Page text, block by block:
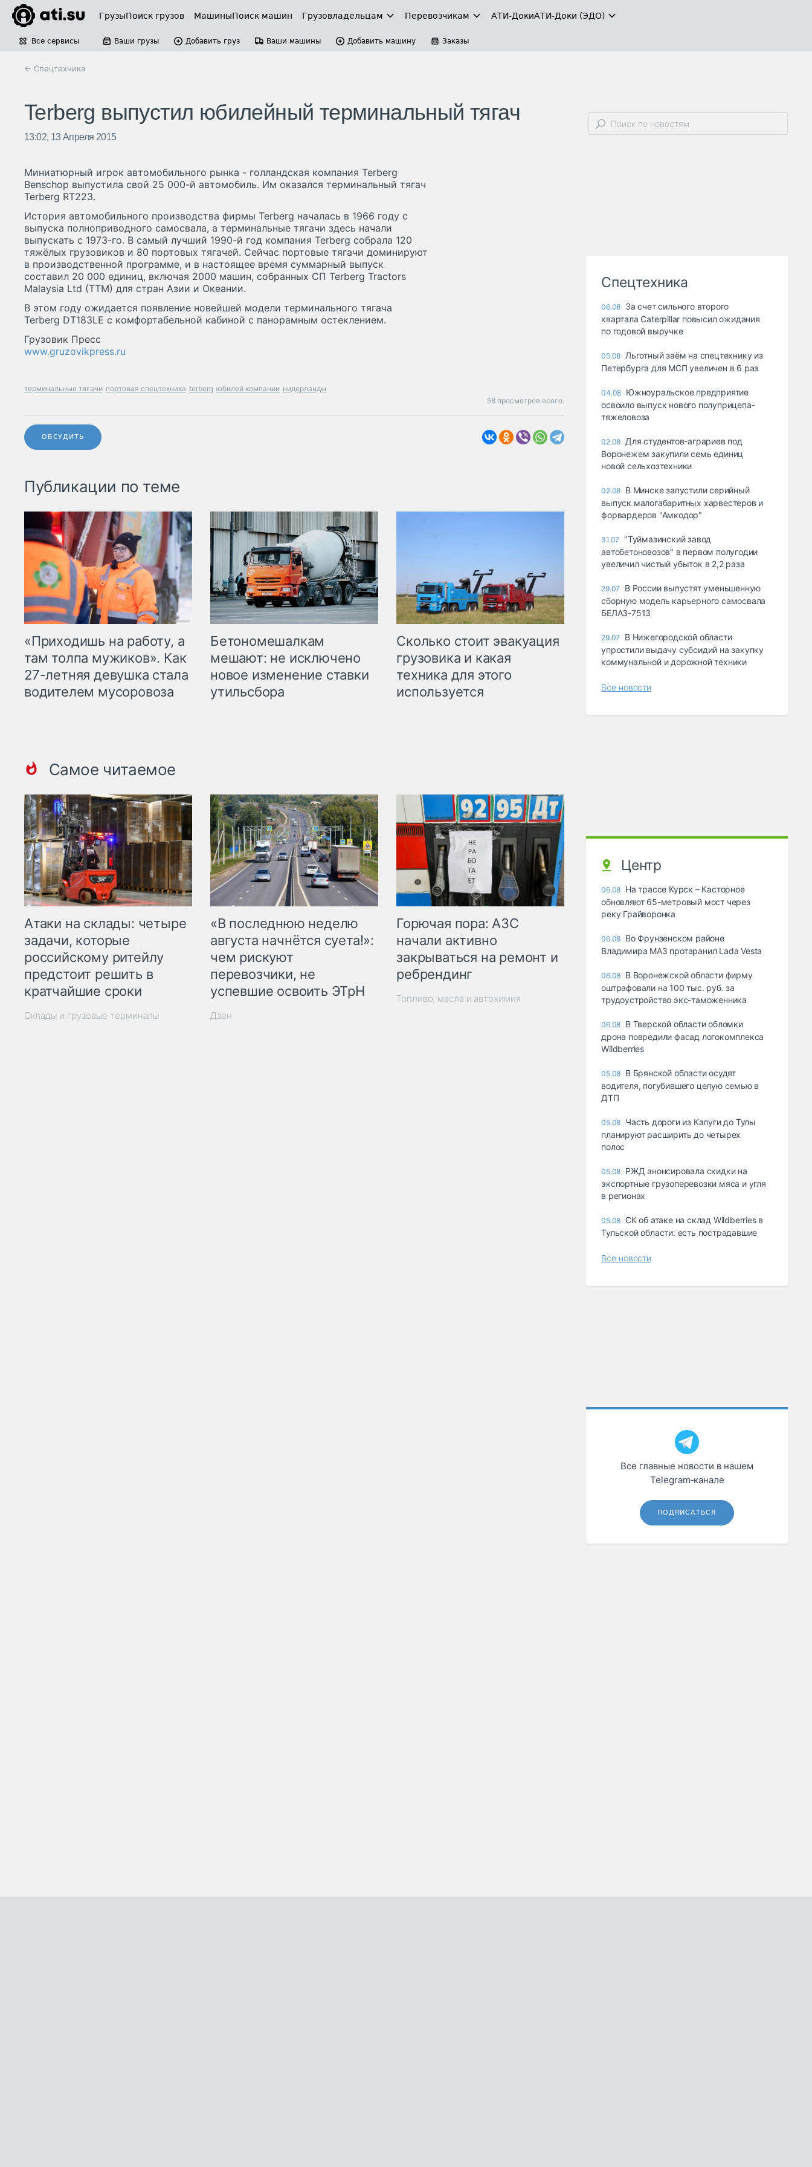
ГрузыПоиск грузов МашиныПоиск машин Грузовладельцам Перевозчикам АТИ-ДокиАТИ-Доки (ЭДО)
Все сервисы Ваши грузы Добавить груз Ваши машины Добавить машину Заказы
← Спецтехника
Terberg выпустил юбилейный терминальный тягач
13:02, 13 Апреля 2015
Миниатюрный игрок автомобильного рынка - голландская компания Terberg
Benschop выпустила свой 25 000-й автомобиль. Им оказался терминальный тягач
Terberg RT223.
История автомобильного производства фирмы Terberg началась в 1966 году с
выпуска полноприводного самосвала, а терминальные тягачи здесь начали
выпускать с 1973-го. В самый лучший 1990-й год компания Terberg собрала 120
тяжёлых грузовиков и 80 портовых тягачей. Сейчас портовые тягачи доминируют
в производственной программе, и в настоящее время суммарный выпуск
составил 20 000 единиц, включая 2000 машин, собранных СП Terberg Tractors
Malaysia Ltd (TTM) для стран Азии и Океании.
В этом году ожидается появление новейшей модели терминального тягача
Terberg DT183LE с комфортабельной кабиной с панорамным остеклением.
Грузовик Пресс
www.gruzovikpress.ru
терминальные тягачи портовая спецтехника terberg юбилей компании нидерланды
58 просмотров всего.
ОБСУДИТЬ
Публикации по теме
«Приходишь на работу, а
там толпа мужиков». Как
27-летняя девушка стала
водителем мусоровоза
Бетономешалкам
мешают: не исключено
новое изменение ставки
утильсбора
Сколько стоит эвакуация
грузовика и какая
техника для этого
используется
Самое читаемое
Атаки на склады: четыре
задачи, которые
российскому ритейлу
предстоит решить в
кратчайшие сроки
Склады и грузовые терминалы
«В последнюю неделю
августа начнётся суета!»:
чем рискуют
перевозчики, не
успевшие освоить ЭТрН
Дзен
Горючая пора: АЗС
начали активно
закрываться на ремонт и
ребрендинг
Топливо, масла и автохимия
Спецтехника
06.08 За счет сильного второго
квартала Caterpillar повысил ожидания
по годовой выручке
05.08 Льготный заём на спецтехнику из
Петербурга для МСП увеличен в 6 раз
04.08 Южноуральское предприятие
освоило выпуск нового полуприцепа-
тяжеловоза
02.08 Для студентов-аграриев под
Воронежем закупили семь единиц
новой сельхозтехники
02.08 В Минске запустили серийный
выпуск малогабаритных харвестеров и
форвардеров "Амкодор"
31.07
"Туймазинский завод
автобетоновозов" в первом полугодии
увеличил чистый убыток в 2,2 раза
29.07
В России выпустят уменьшенную
сборную модель карьерного самосвала
БЕЛАЗ-7513
29.07
В Нижегородской области
упростили выдачу субсидий на закупку
коммунальной и дорожной техники
Все новости
Центр
06.08 На трассе Курск – Касторное
обновляют 65-метровый мост через
реку Грайворонка
06.08 Во Фрунзенском районе
Владимира МАЗ протаранил Lada Vesta
06.08 В Воронежской области фирму
оштрафовали на 100 тыс. руб. за
трудоустройство экс-таможенника
06.08 В Тверской области обломки
дрона повредили фасад логокомплекса
Wildberries
05.08 В Брянской области осудят
водителя, погубившего целую семью в
ДТП
05.08 Часть дороги из Калуги до Тулы
планируют расширить до четырех
полос
05.08 РЖД анонсировала скидки на
экспортные грузоперевозки мяса и угля
в регионах
05.08 СК об атаке на склад Wildberries в
Тульской области: есть пострадавшие
Все новости
Все главные новости в нашем
Telegram‑канале
ПОДПИСАТЬСЯ